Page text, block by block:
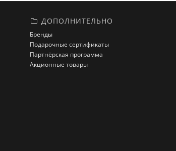
ДОПОЛНИТЕЛЬНО
Бренды
Подарочные сертификаты
Партнёрская программа
Акционные товары